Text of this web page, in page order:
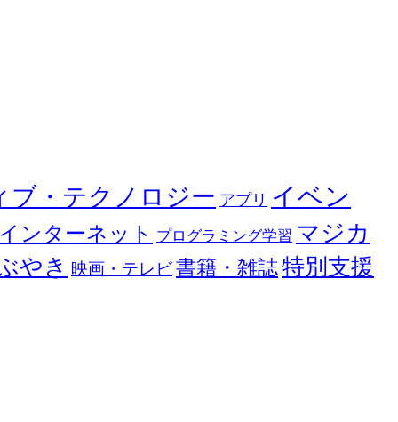
ブ・テクノロジー アプリ イベン
ンターネット プログラミング学習 マジカ
やき 映画・テレビ書籍・雑誌特別支援